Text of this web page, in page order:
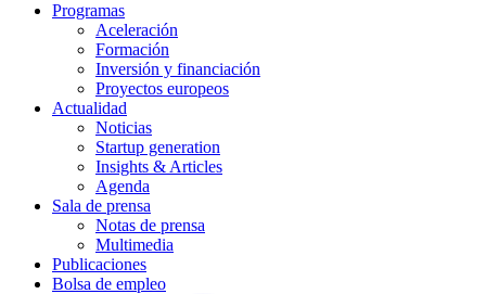
Programas
Aceleración
Formación
Inversión y financiación
Proyectos europeos
Actualidad
Noticias
Startup generation
Insights & Articles
Agenda
Sala de prensa
Notas de prensa
Multimedia
Publicaciones
Bolsa de empleo